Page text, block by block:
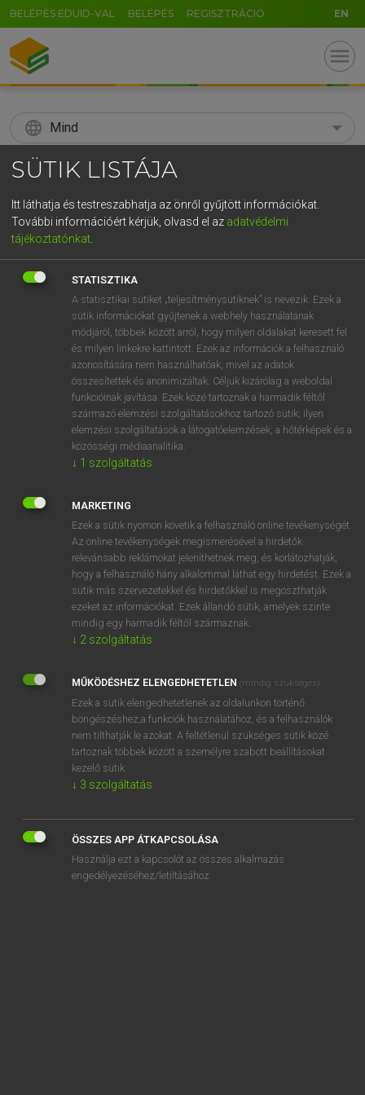
BELÉPÉS EDUID-VAL BELÉPÉS REGISZTRÁCIÓ EN
menu
language Mind
search
KERESÉS
Díjmentes angol szótár
action replay fn ismétlés
visszajátszás
lassított felvétel
⚲ action replaykeresése szótárainkban
action group
actionless
action painting
action point
action replay
activate
SZOTAR.NET APPLIKÁCIÓ
MICROSOFT OFFICE BŐVÍTMÉNY
BEÉPÜLŐ SZÓTÁRMODUL
SÜTIK LISTÁJA
Itt láthatja és testreszabhatja az önről gyűjtött információkat.
További információért kérjük, olvasd el az adatvédelmi
tájékoztatónkat
STATISZTIKA
A statisztikai sütiket „teljesítménysütiknek” is nevezik. Ezek a
sütik információkat gyűjtenek a webhely használatának
módjáról, többek között arról, hogy milyen oldalakat keresett fel
és milyen linkekre kattintott. Ezek az információk a felhasználó
azonosítására nem használhatóak, mivel az adatok
összesítettek és anonimizáltak. Céljuk kizárólag a weboldal
funkcióinak javítása. Ezek közé tartoznak a harmadik féltől
származó elemzési szolgáltatásokhoz tartozó sütik; ilyen
elemzési szolgáltatások a látogatóelemzések, a hőtérképek és a
közösségi médiaanalitika.
↓ 1 szolgáltatás
MARKETING
Ezek a sütik nyomon követik a felhasználó online tevékenységét.
Az online tevékenységek megismerésével a hirdetők
relevánsabb reklámokat jeleníthetnek meg, és korlátozhatják,
hogy a felhasználó hány alkalommal láthat egy hirdetést. Ezek a
sütik más szervezetekkel és hirdetőkkel is megoszthatják
ezeket az információkat. Ezek állandó sütik, amelyek szinte
mindig egy harmadik féltől származnak.
↓ 2 szolgáltatás
MŰKÖDÉSHEZ ELENGEDHETETLEN (mindig szükséges)
Ezek a sütik elengedhetetlenek az oldalunkon történő
böngészéshez,a funkciók használatához, és a felhasználók
nem tilthatják le azokat. A feltétlenül szükséges sütik közé
tartoznak többek között a személyre szabott beállításokat
kezelő sütik.
↓ 3 szolgáltatás
ÖSSZES APP ÁTKAPCSOLÁSA
Használja ezt a kapcsolót az összes alkalmazás
engedélyezéséhez/letiltásához.
5 6 7 8 9 ö ü ó
r t z u i o p ő ú
j k
n m , . - AltGr